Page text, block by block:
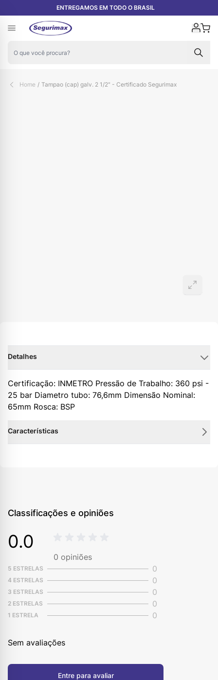
Pular para o conteúdoENTREGAMOS EM TODO O BRASIL
Home / Tampao (cap) galv. 2 1/2" - Certificado Segurimax
Detalhes
Certificação: INMETRO Pressão de Trabalho: 360 psi -
25 bar Diametro tubo: 76,6mm Dimensão Nominal:
65mm Rosca: BSP
Características
Classificações e opiniões
0.0
0 opiniões
5 ESTRELAS 0
4 ESTRELAS 0
3 ESTRELAS 0
2 ESTRELAS 0
1 ESTRELA 0
Sem avaliações
Entre para avaliar